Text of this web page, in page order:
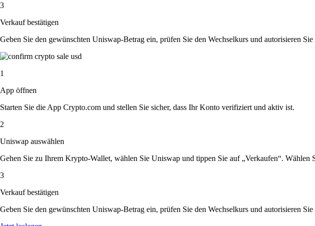
3
Verkauf bestätigen
Geben Sie den gewünschten Uniswap-Betrag ein, prüfen Sie den Wechselkurs und autorisieren
1
App öffnen
Starten Sie die App Crypto.com und stellen Sie sicher, dass Ihr Konto verifiziert und aktiv ist.
2
Uniswap auswählen
Gehen Sie zu Ihrem Krypto-Wallet, wählen Sie Uniswap und tippen Sie auf „Verkaufen“. Wählen
3
Verkauf bestätigen
Geben Sie den gewünschten Uniswap-Betrag ein, prüfen Sie den Wechselkurs und autorisieren